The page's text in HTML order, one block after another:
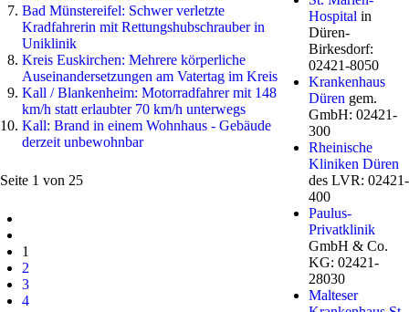
Bad Münstereifel: Schwer verletzte
Kradfahrerin mit Rettungshubschrauber in
Uniklinik
Kreis Euskirchen: Mehrere körperliche
Auseinandersetzungen am Vatertag im Kreis
Kall / Blankenheim: Motorradfahrer mit 148
km/h statt erlaubter 70 km/h unterwegs
Kall: Brand in einem Wohnhaus - Gebäude
derzeit unbewohnbar
Seite 1 von 25
1
2
3
4
Hospital in
Düren-
Birkesdorf:
02421-8050
Krankenhaus
Düren gem.
GmbH: 02421-
300
Rheinische
Kliniken Düren
des LVR: 02421-
400
Paulus-
Privatklinik
GmbH & Co.
KG: 02421-
28030
Malteser